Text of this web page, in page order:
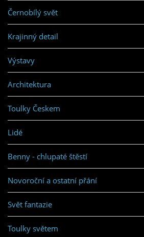
Černobílý svět
Krajinný detail
Výstavy
Architektura
Toulky Českem
Lidé
Benny - chlupaté štěstí
Novoroční a ostatní přání
Svět fantazie
Toulky světem